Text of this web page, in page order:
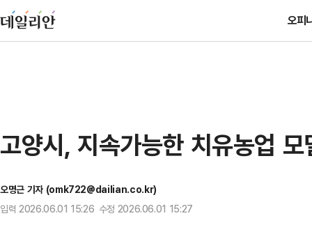
오피
고양시, 지속가능한 치유농업
오명근 기자 (omk722@dailian.co.kr)
입력 2026.06.01 15:26 수정 2026.06.01 15:27